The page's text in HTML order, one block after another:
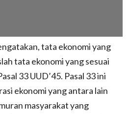
tata ekonomi yang
tata ekonomi yang sesuai
33 UUD’45. Pasal 33 ini
ekonomi yang antara lain
masyarakat yang